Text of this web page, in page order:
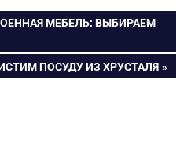
МЕБЕЛЬ: ВЫБИРАЕМ
ПОСУДУ ИЗ ХРУСТАЛЯ